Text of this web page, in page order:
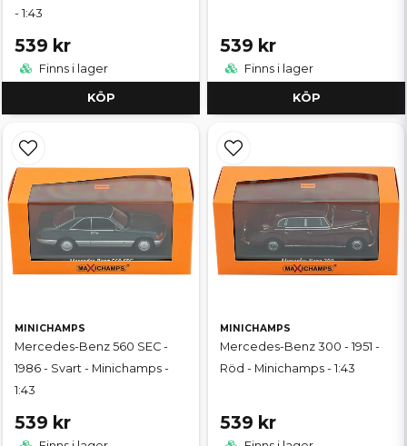
- 1:43
539 kr
Finns i lager
KÖP
539 kr
Finns i lager
KÖP
MINICHAMPS
Mercedes-Benz 560 SEC -
1986 - Svart - Minichamps -
1:43
539 kr
MINICHAMPS
Mercedes-Benz 300 - 1951 -
Röd - Minichamps - 1:43
539 kr